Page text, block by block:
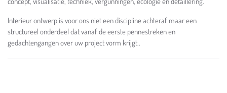
Interieur ontwerp is voor ons niet een discipline achteraf maar een
structureel onderdeel dat vanaf de eerste pennestreken en
gedachtengangen over uw project vorm krijgt..